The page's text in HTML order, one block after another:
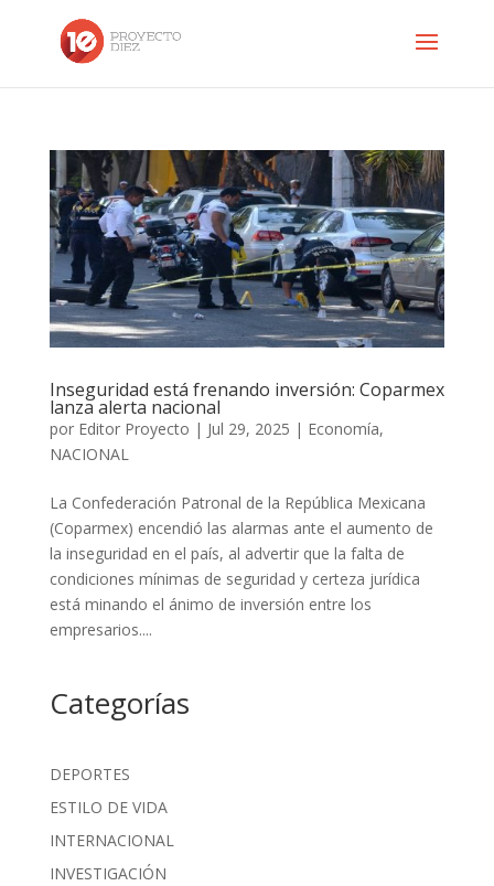
Inseguridad está frenando inversión: Coparmex
lanza alerta nacional
por Editor Proyecto | Jul 29, 2025 | Economía,
NACIONAL
La Confederación Patronal de la República Mexicana
(Coparmex) encendió las alarmas ante el aumento de
la inseguridad en el país, al advertir que la falta de
condiciones mínimas de seguridad y certeza jurídica
está minando el ánimo de inversión entre los
empresarios....
Categorías
DEPORTES
ESTILO DE VIDA
INTERNACIONAL
INVESTIGACIÓN